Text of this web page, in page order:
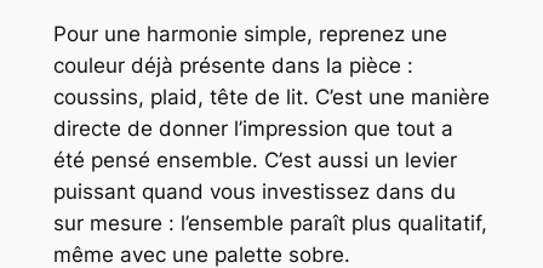
Pour une harmonie simple, reprenez une
couleur déjà présente dans la pièce :
coussins, plaid, tête de lit. C’est une manière
directe de donner l’impression que tout a
été pensé ensemble. C’est aussi un levier
puissant quand vous investissez dans du
sur mesure : l’ensemble paraît plus qualitatif,
même avec une palette sobre.